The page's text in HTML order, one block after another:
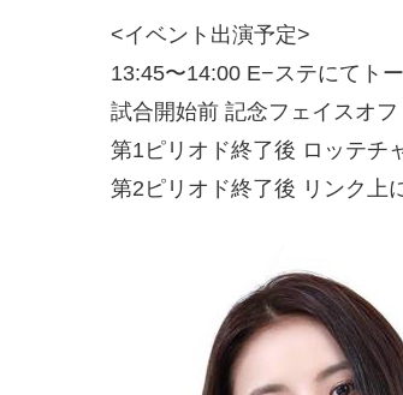
<イベント出演予定>
13:45〜14:00 E−ステにてト
試合開始前 記念フェイスオフ
第1ピリオド終了後 ロッテチ
第2ピリオド終了後 リンク上